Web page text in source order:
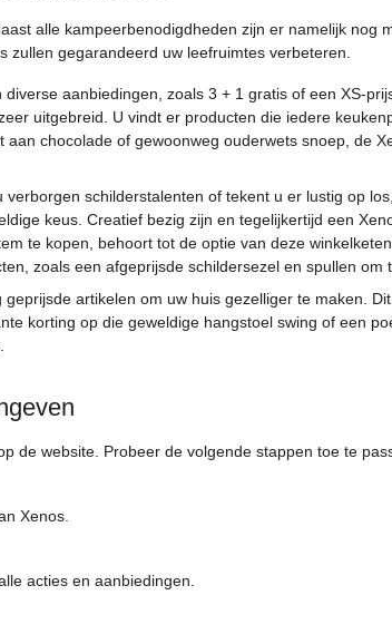
alle kampeerbenodigdheden zijn er namelijk nog
zullen gegarandeerd uw leefruimtes verbeteren.
aanbiedingen, zoals 3 + 1 gratis of een XS-
uitgebreid. U vindt er producten die iedere
aan chocolade of gewoonweg ouderwets snoep, de
verborgen schilderstalenten of tekent u er lustig op
keus. Creatief bezig zijn en tegelijkertijd een
te kopen, behoort tot de optie van deze
zoals een afgeprijsde schildersezel en spullen om
artikelen om uw huis gezelliger te maken.
korting op die geweldige hangstoel swing of een
de website. Probeer de volgende stappen toe te
Xenos.
acties en aanbiedingen.